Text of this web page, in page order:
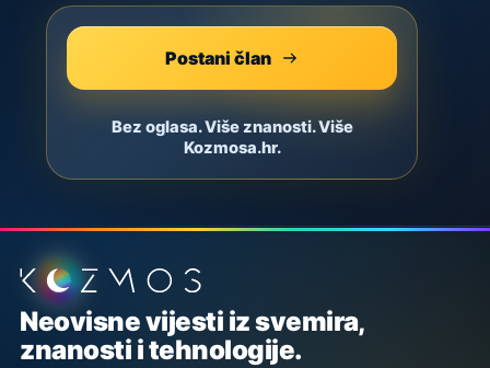
Postani član
Bez oglasa. Više znanosti. Više
Kozmosa.hr.
Podnožje stranice
Neovisne vijesti iz svemira,
znanosti i tehnologije.